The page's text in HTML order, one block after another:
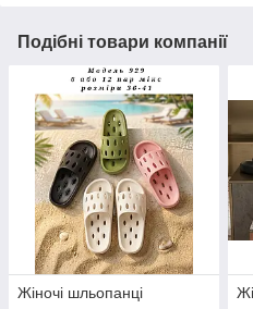
Подібні товари компанії
Жіночі шльопанці